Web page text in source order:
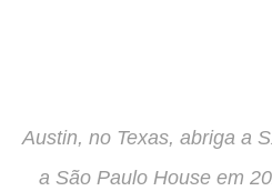
Austin, no Texas, abriga a
a São Paulo House em